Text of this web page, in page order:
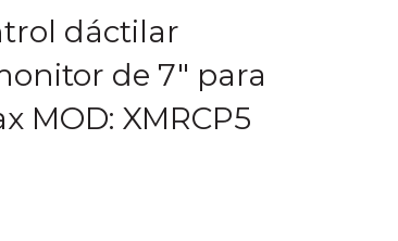
dáctilar
de 7" para
MOD: XMRCP5